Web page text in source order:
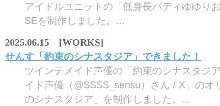
アイドルユニットの「低身長バディゆゆり
SEを制作しました。...
2025.06.15 [WORKS]
せんす「約束のシナスタジア」できました！
ツインテメイド声優の「約束のシナスタジ
イド声優（@SSSS_sensu）さん / X」のオ
のシナスタジア」を制作しました。...